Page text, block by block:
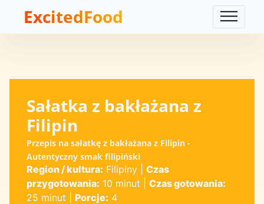
ExcitedFood
Sałatka z bakłażana z
Filipin
Przepis na sałatkę z bakłażana z Filipin -
Autentyczny smak filipiński
Region / kultura: Filipiny| Czas
przygotowania: 10 minut
Czas gotowania:
25 minut
Porcje: 4